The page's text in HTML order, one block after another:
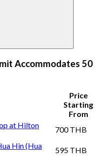
Accommodates 50
Price
Starting
From
at Hilton
700 THB
Hin (Hua
595 THB